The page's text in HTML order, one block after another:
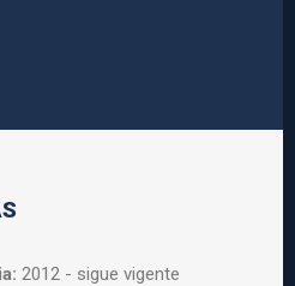
2012 - sigue vigente